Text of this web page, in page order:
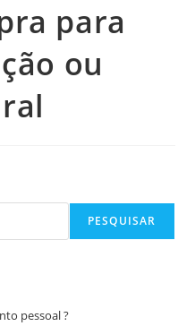
para
ou
PESQUISAR
pessoal ?